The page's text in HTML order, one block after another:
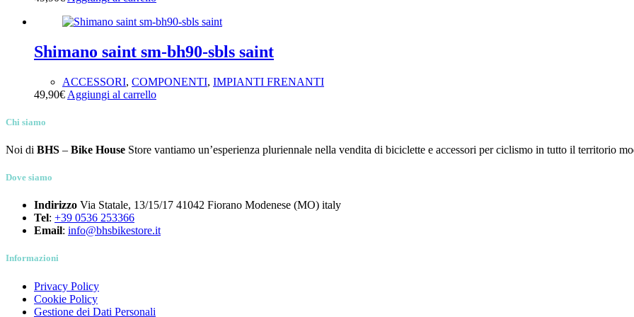
Prodotto Marchio
Prodotto Stagione
Shimano saint sm-bh90-sbls saint
ACCESSORI, COMPONENTI, IMPIANTI FRENANTI
49,90€ Aggiungi al carrello
Chi siamo
Noi di BHS – Bike House Store vantiamo un’esperienza pluriennale nella vendita di biciclette e accessori per ciclismo in tutto il territorio
Dove siamo
Indirizzo Via Statale, 13/15/17 41042 Fiorano Modenese (MO) italy
Tel: +39 0536 253366
Email: info@bhsbikestore.it
Informazioni
Privacy Policy
Cookie Policy
Gestione dei Dati Personali